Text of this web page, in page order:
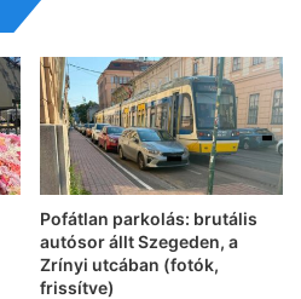
Pofátlan parkolás: brutális
autósor állt Szegeden, a
Zrínyi utcában (fotók,
frissítve)